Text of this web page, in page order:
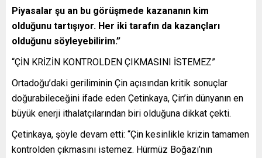
Piyasalar şu an bu görüşmede kazananın kim
olduğunu tartışıyor. Her iki tarafın da kazançları
olduğunu söyleyebilirim.”
“ÇİN KRİZİN KONTROLDEN ÇIKMASINI İSTEMEZ”
Ortadoğu’daki geriliminin Çin açısından kritik sonuçlar
doğurabileceğini ifade eden Çetinkaya, Çin’in dünyanın en
büyük enerji ithalatçılarından biri olduğuna dikkat çekti.
Çetinkaya, şöyle devam etti: “Çin kesinlikle krizin tamamen
kontrolden çıkmasını istemez. Hürmüz Boğazı’nın